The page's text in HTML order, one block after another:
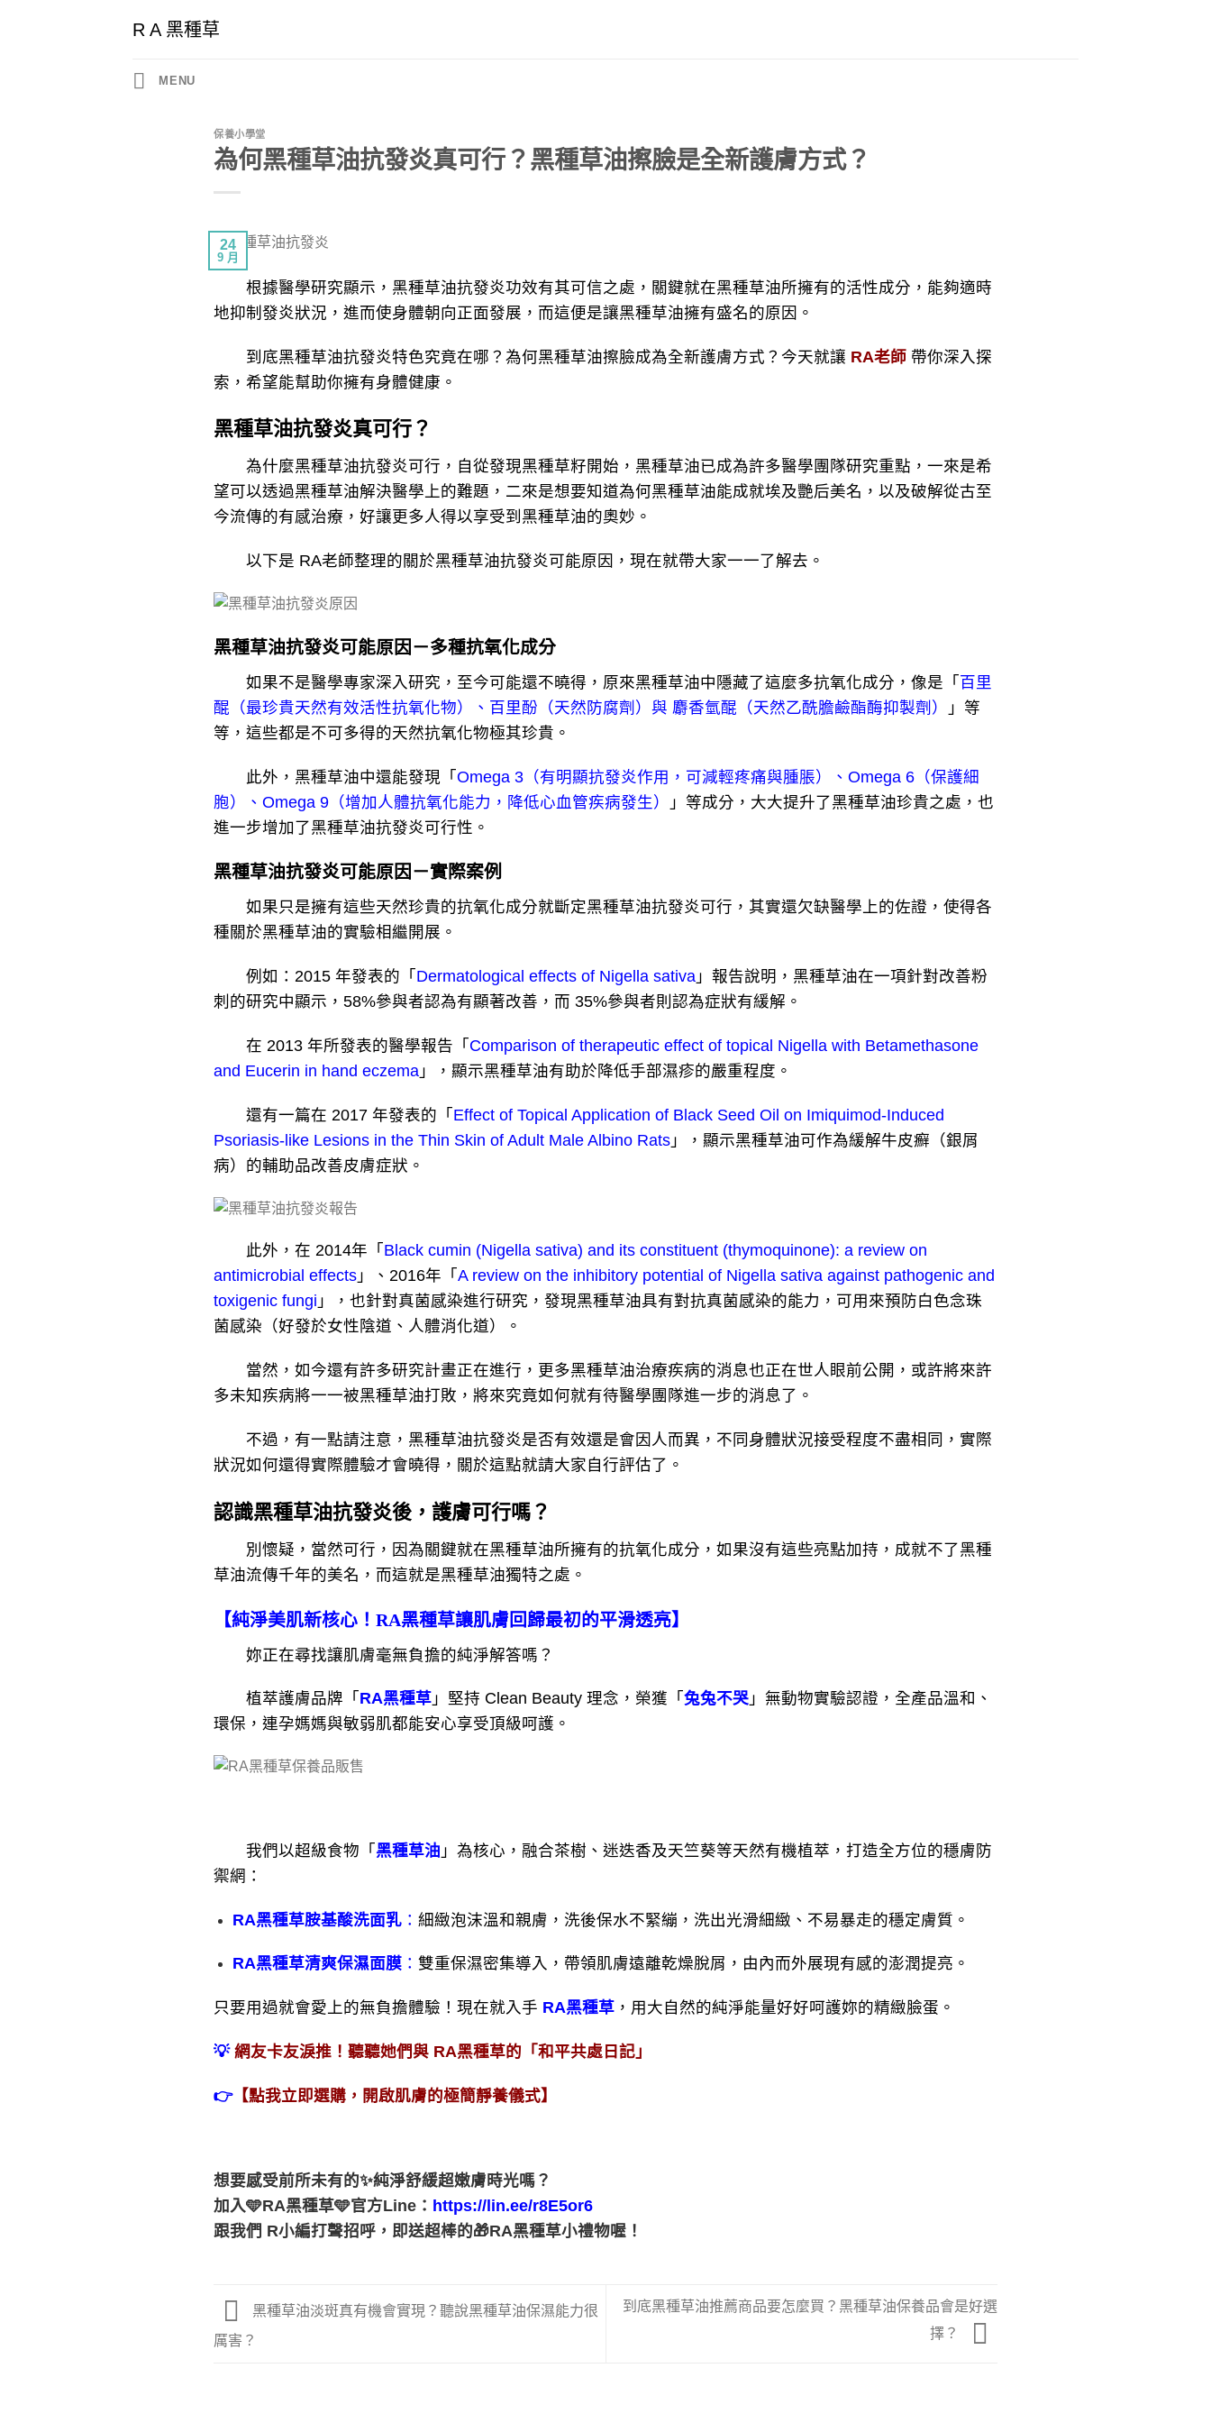
R A 黑種草
MENU
保養小學堂
為何黑種草油抗發炎真可行？黑種草油擦臉是全新護膚方式？
24
9 月
根據醫學研究顯示，黑種草油抗發炎功效有其可信之處，關鍵就在黑種草油所擁有的活性成分，能夠適時
地抑制發炎狀況，進而使身體朝向正面發展，而這便是讓黑種草油擁有盛名的原因。
到底黑種草油抗發炎特色究竟在哪？為何黑種草油擦臉成為全新護膚方式？今天就讓 RA老師 帶你深入探
索，希望能幫助你擁有身體健康。
黑種草油抗發炎真可行？
為什麼黑種草油抗發炎可行，自從發現黑種草籽開始，黑種草油已成為許多醫學團隊研究重點，一來是希
望可以透過黑種草油解決醫學上的難題，二來是想要知道為何黑種草油能成就埃及艷后美名，以及破解從古至
今流傳的有感治療，好讓更多人得以享受到黑種草油的奧妙。
以下是 RA老師整理的關於黑種草油抗發炎可能原因，現在就帶大家一一了解去。
黑種草油抗發炎可能原因－多種抗氧化成分
如果不是醫學專家深入研究，至今可能還不曉得，原來黑種草油中隱藏了這麼多抗氧化成分，像是「百里
醌（最珍貴天然有效活性抗氧化物）、百里酚（天然防腐劑）與 麝香氫醌（天然乙酰膽鹼酯酶抑製劑）
」等
等，這些都是不可多得的天然抗氧化物極其珍貴。
此外，黑種草油中還能發現「Omega 3（有明顯抗發炎作用，可減輕疼痛與腫脹）、Omega 6（保護細
胞）、Omega 9（增加人體抗氧化能力，降低心血管疾病發生）
」等成分，大大提升了黑種草油珍貴之處，也
進一步增加了黑種草油抗發炎可行性。
黑種草油抗發炎可能原因－實際案例
如果只是擁有這些天然珍貴的抗氧化成分就斷定黑種草油抗發炎可行，其實還欠缺醫學上的佐證，使得各
種關於黑種草油的實驗相繼開展。
例如：2015 年發表的「 Dermatological effects of Nigella sativa 」報告說明，黑種草油在一項針對改善粉
刺的研究中顯示，58%參與者認為有顯著改善，而 35%參與者則認為症狀有緩解。
在 2013 年所發表的醫學報告「 Comparison of therapeutic effect of topical Nigella with Betamethasone
and Eucerin in hand eczema 」，顯示黑種草油有助於降低手部濕疹的嚴重程度。
還有一篇在 2017 年發表的「Effect of Topical Application of Black Seed Oil on Imiquimod-Induced
Psoriasis-like Lesions in the Thin Skin of Adult Male Albino Rats 」，顯示黑種草油可作為緩解牛皮癬（銀屑
病）的輔助品改善皮膚症狀。
此外，在 2014年「 Black cumin (Nigella sativa) and its constituent (thymoquinone): a review on
antimicrobial effects 」、2016年「 A review on the inhibitory potential of Nigella sativa against pathogenic and
toxigenic fungi 」，也針對真菌感染進行研究，發現黑種草油具有對抗真菌感染的能力，可用來預防白色念珠
菌感染（好發於女性陰道、人體消化道）。
當然，如今還有許多研究計畫正在進行，更多黑種草油治療疾病的消息也正在世人眼前公開，或許將來許
多未知疾病將一一被黑種草油打敗，將來究竟如何就有待醫學團隊進一步的消息了。
不過，有一點請注意，黑種草油抗發炎是否有效還是會因人而異，不同身體狀況接受程度不盡相同，實際
狀況如何還得實際體驗才會曉得，關於這點就請大家自行評估了。
認識黑種草油抗發炎後，護膚可行嗎？
別懷疑，當然可行，因為關鍵就在黑種草油所擁有的抗氧化成分，如果沒有這些亮點加持，成就不了黑種
草油流傳千年的美名，而這就是黑種草油獨特之處。
【純淨美肌新核心！RA黑種草讓肌膚回歸最初的平滑透亮】
妳正在尋找讓肌膚毫無負擔的純淨解答嗎？
植萃護膚品牌「 RA黑種草 」堅持 Clean Beauty 理念，榮獲「 兔兔不哭 」無動物實驗認證，全產品溫和、
環保，連孕媽媽與敏弱肌都能安心享受頂級呵護。
我們以超級食物「黑種草油 」為核心，融合茶樹、迷迭香及天竺葵等天然有機植萃，打造全方位的穩膚防
禦網：
RA黑種草胺基酸洗面乳： 細緻泡沫溫和親膚，洗後保水不緊繃，洗出光滑細緻、不易暴走的穩定膚質。
RA黑種草清爽保濕面膜： 雙重保濕密集導入，帶領肌膚遠離乾燥脫屑，由內而外展現有感的澎潤提亮。
只要用過就會愛上的無負擔體驗！現在就入手 RA黑種草 ，用大自然的純淨能量好好呵護妳的精緻臉蛋。
💡 網友卡友淚推！聽聽她們與 RA黑種草的「和平共處日記」
👉【點我立即選購，開啟肌膚的極簡靜養儀式】
想要感受前所未有的✨純淨舒緩超嫩膚時光嗎？
加入🩵RA黑種草🩵官方Line ： https://lin.ee/r8E5or6
跟我們 R小編打聲招呼，即送超棒的🎁RA黑種草小禮物喔！
黑種草油淡斑真有機會實現？聽說黑種草油保濕能力很
厲害？
到底黑種草油推薦商品要怎麼買？黑種草油保養品會是好選
擇？